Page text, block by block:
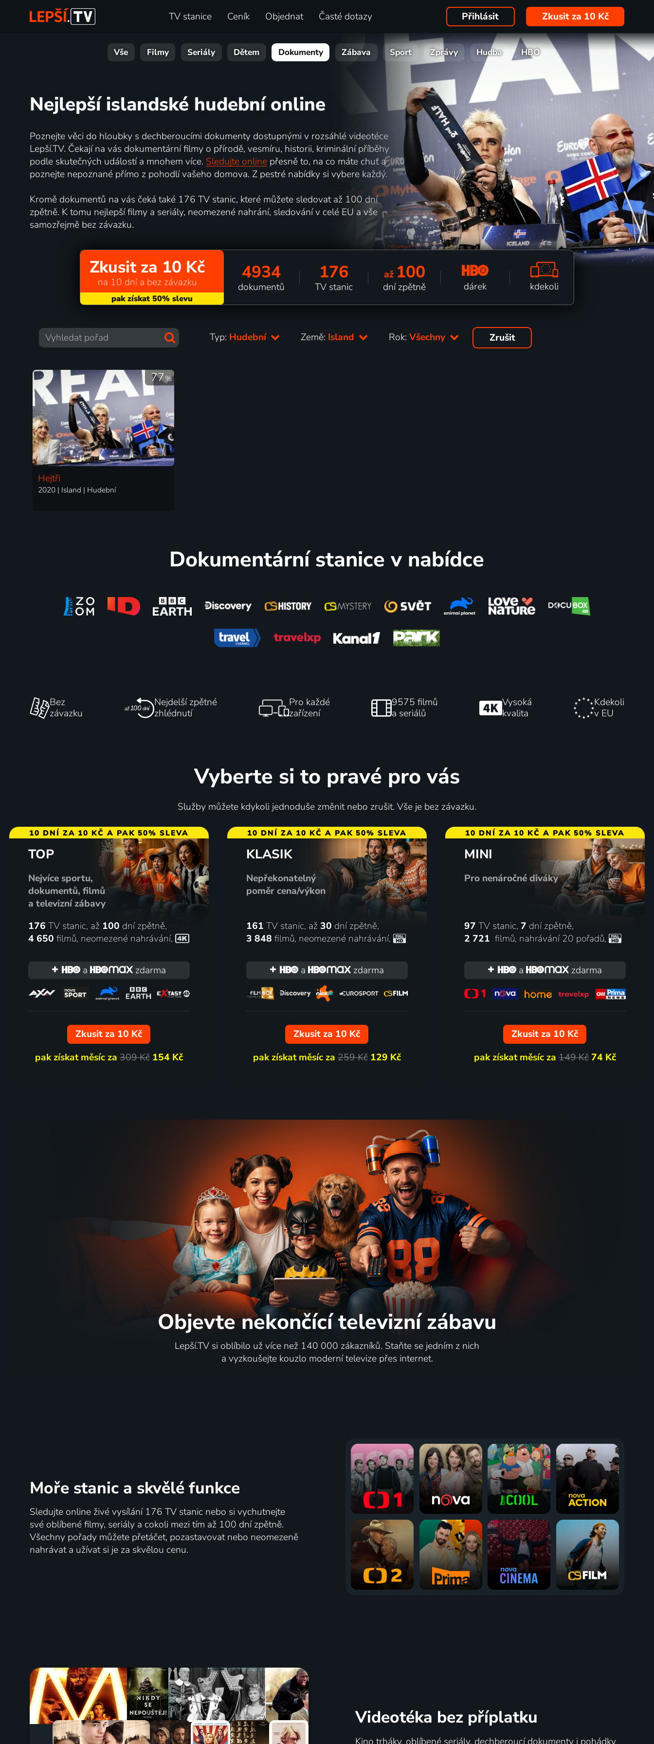
TV stanice Ceník Objednat Časté dotazy Přihlásit Zkusit za 10 Kč
Vše Filmy Seriály Dětem Dokumenty Zábava Sport Zprávy Hudba HBO
Nejlepší islandské hudební online
Poznejte věci do hloubky s dechberoucími dokumenty dostupnými v rozsáhlé videotéce
Lepší.TV. Čekají na vás dokumentární filmy o přírodě, vesmíru, historii, kriminální příběhy
podle skutečných událostí a mnohem více. Sledujte onlinepřesně to, na co máte chuť a
poznejte nepoznané přímo z pohodlí vašeho domova. Z pestré nabídky si vybere každý.
Kromě dokumentů na vás čeká také 176 TV stanic, které můžete sledovat až 100 dní
zpětně. K tomu nejlepší filmy a seriály, neomezené nahrání, sledování v celé EU a vše
samozřejmě bez závazku.
Zkusit za 10 Kč
na 10 dní a bez závazku 4934
dokumentů
176
TV stanic
až 100
dní zpětně dárek kdekoli
Typ: Hudební Země: Island Rok:Všechny Zrušit
77%
Hejtři
2020 | Island | Hudební
Dokumentární stanice v nabídce
Bez
závazku
Nejdelší zpětné
zhlédnutí
Pro každé
zařízení
9575 filmů
a seriálů
Vysoká
kvalita
Kdekoli
v EU
Vyberte si to pravé pro vás
Služby můžete kdykoli jednoduše změnit nebo zrušit. Vše je bez závazku.
10 DNÍ ZA 10 KČ A PAK 50% SLEVA
TOP
Nejvíce sportu,
dokumentů, filmů
a televizní zábavy
176 TV stanic, až 100 dní zpětně,
4 650 filmů, neomezené nahrávání,
a zdarma
Zkusit za 10 Kč
pak získat měsíc za309 Kč 154 Kč
10 DNÍ ZA 10 KČ A PAK 50% SLEVA
KLASIK
Nepřekonatelný
poměr cena/výkon
161 TV stanic, až 30 dní zpětně,
3 848 filmů, neomezené nahrávání,
a zdarma
Zkusit za 10 Kč
pak získat měsíc za259 Kč 129 Kč
10 DNÍ ZA 10 KČ A PAK 50% SLEVA
MINI
Pro nenáročné diváky
97 TV stanic, 7 dní zpětně,
2 721 filmů, nahrávání 20 pořadů,
a zdarma
Zkusit za 10 Kč
pak získat měsíc za149 Kč 74 Kč
Objevte nekončící televizní zábavu
Lepší.TV si oblíbilo už více než 140 000 zákazníků. Staňte se jedním z nich
a vyzkoušejte kouzlo moderní televize přes internet.
Moře stanic a skvělé funkce
Sledujte online živé vysílání 176 TV stanic nebo si vychutnejte
své oblíbené filmy, seriály a cokoli mezi tím až 100 dní zpětně.
Všechny pořady můžete přetáčet, pozastavovat nebo neomezeně
nahrávat a užívat si je za skvělou cenu.
Videotéka bez příplatku